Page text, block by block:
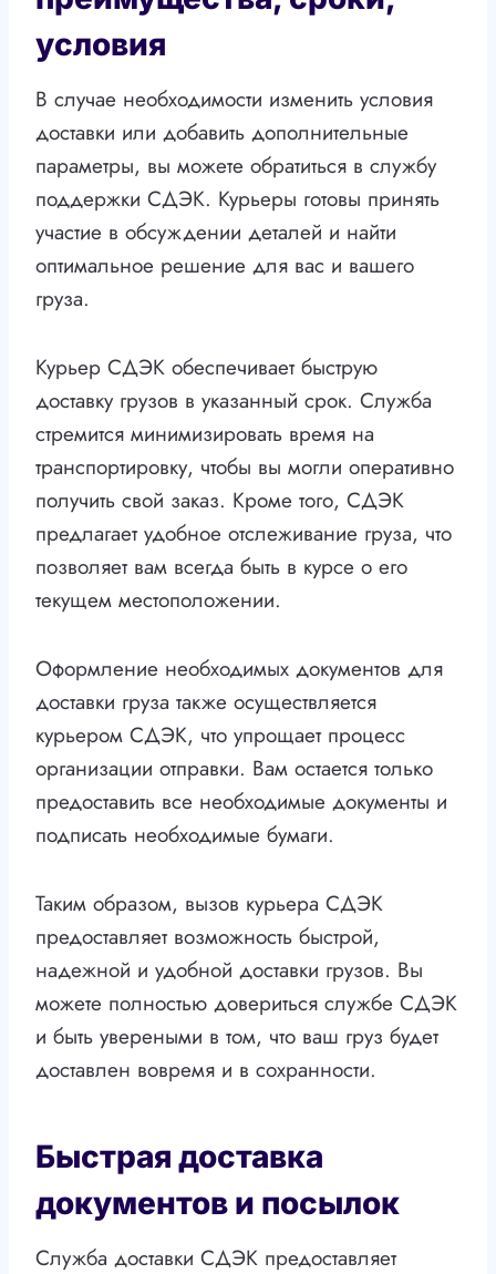
условия
В случае необходимости изменить условия
доставки или добавить дополнительные
параметры, вы можете обратиться в службу
поддержки СДЭК. Курьеры готовы принять
участие в обсуждении деталей и найти
оптимальное решение для вас и вашего
груза.
Курьер СДЭК обеспечивает быструю
доставку грузов в указанный срок. Служба
стремится минимизировать время на
транспортировку, чтобы вы могли оперативно
получить свой заказ. Кроме того, СДЭК
предлагает удобное отслеживание груза, что
позволяет вам всегда быть в курсе о его
текущем местоположении.
Оформление необходимых документов для
доставки груза также осуществляется
курьером СДЭК, что упрощает процесс
организации отправки. Вам остается только
предоставить все необходимые документы и
подписать необходимые бумаги.
Таким образом, вызов курьера СДЭК
предоставляет возможность быстрой,
надежной и удобной доставки грузов. Вы
можете полностью довериться службе СДЭК
и быть увереными в том, что ваш груз будет
доставлен вовремя и в сохранности.
Быстрая доставка
документов и посылок
Служба доставки СДЭК предоставляет